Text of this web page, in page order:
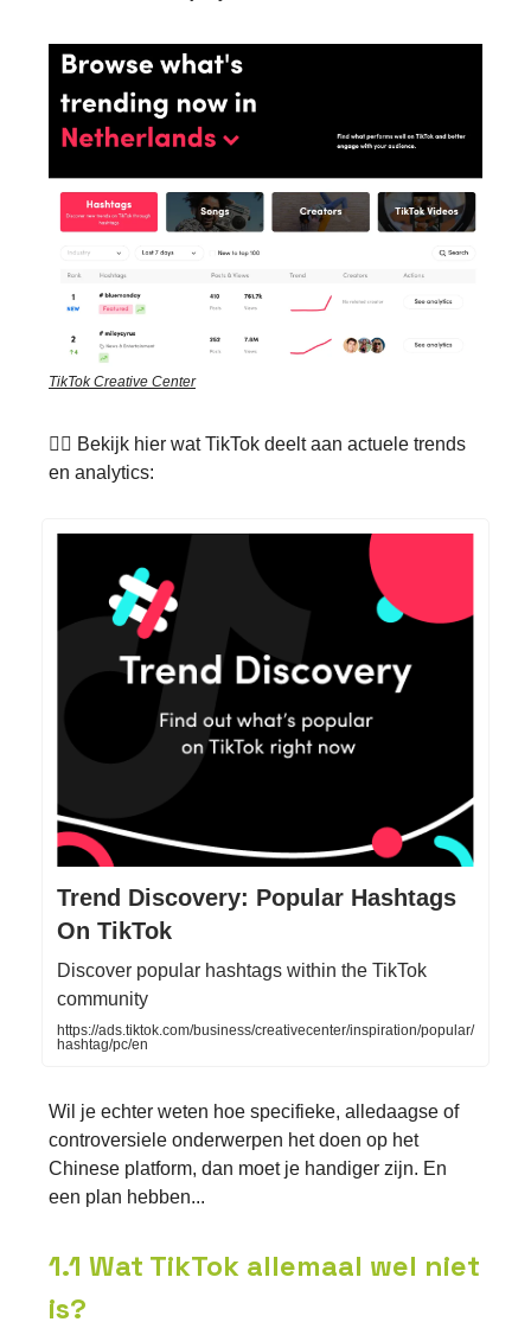
TikTok Creative Center
👉🏽 Bekijk hier wat TikTok deelt aan actuele trends
en analytics:
Trend Discovery: Popular Hashtags
On TikTok
Discover popular hashtags within the TikTok
community
https://ads.tiktok.com/business/creativecenter/inspiration/popular/
hashtag/pc/en
Wil je echter weten hoe specifieke, alledaagse of
controversiele onderwerpen het doen op het
Chinese platform, dan moet je handiger zijn. En
een plan hebben...
1.1 Wat TikTok allemaal wel niet
is?